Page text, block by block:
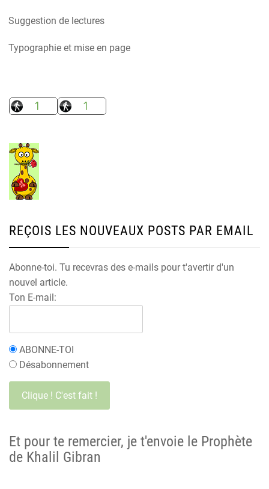
Suggestion de lectures
Typographie et mise en page
REÇOIS LES NOUVEAUX POSTS PAR EMAIL
Abonne-toi. Tu recevras des e-mails pour t'avertir d'un
nouvel article.
Ton E-mail:
ABONNE-TOI
Désabonnement
Et pour te remercier, je t'envoie le Prophète
de Khalil Gibran